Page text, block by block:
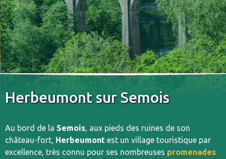
Herbeumont sur Semois
Au bord de la Semois, aux pieds des ruines de son
château-fort, Herbeumont est un village touristique par
excellence, très connu pour ses nombreuses promenades